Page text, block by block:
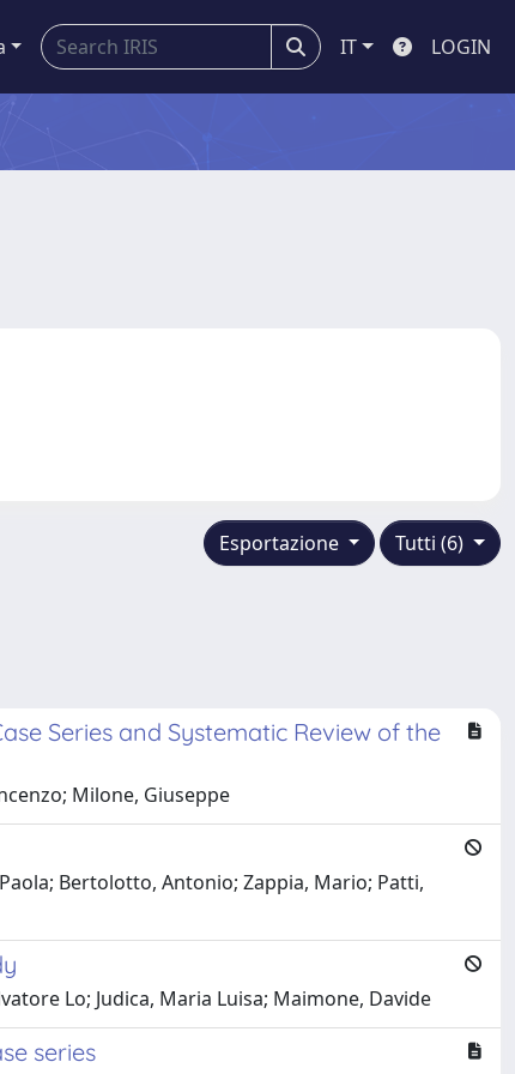
IT LOGIN
Tutti (6)
Esportazione
Series and Systematic Review of the
Milone, Giuseppe
Bertolotto, Antonio; Zappia, Mario; Patti,
Lo; Judica, Maria Luisa; Maimone, Davide
series